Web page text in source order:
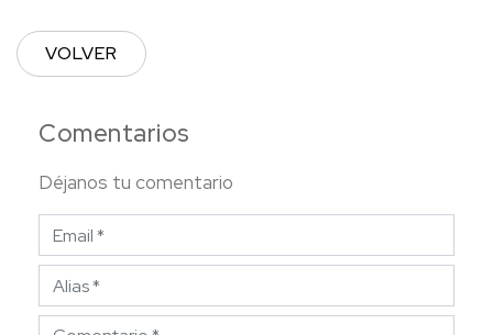
Comentarios
Déjanos tu comentario
VOLVER